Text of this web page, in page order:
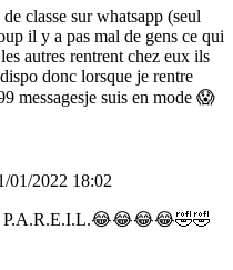
classe sur whatsapp (seul
il y a pas mal de gens ce qui
autres rentrent chez eux ils
donc lorsque je rentre
messagesje suis en mode 😱
01/2022 18:02
P.A.R.E.I.L.😂😂😂😂🤣🤣